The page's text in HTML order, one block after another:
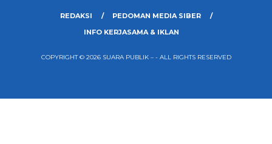
REDAKSI
PEDOMAN MEDIA SIBER
INFO KERJASAMA & IKLAN
COPYRIGHT © 2026 SUARA PUBLIK – - ALL RIGHTS RESERVED